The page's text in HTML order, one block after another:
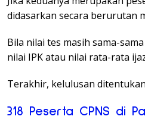
didasarkan secara berurutan
Bila nilai tes masih sama-
nilai IPK atau nilai rata-rata
Terakhir, kelulusan
318 Peserta CPNS di